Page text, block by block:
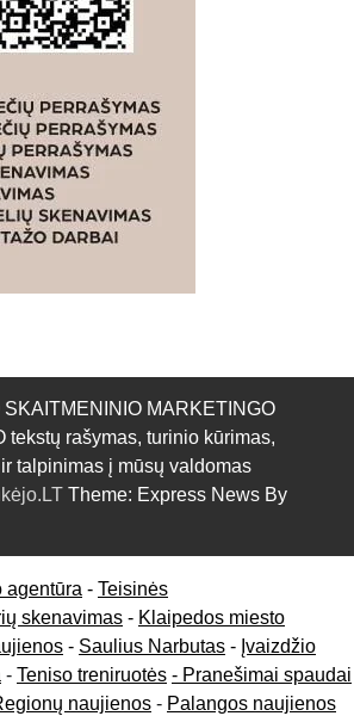
MARKETINGO
tekstų rašymas, turinio kūrimas,
talpinimas į mūsų valdomas
Theme: Express News By
agentūra - Teisinės
skenavimas - Klaipedos miesto
- Saulius Narbutas - Įvaizdžio
- Teniso treniruotės - Pranešimai spaudai
naujienos - Palangos naujienos